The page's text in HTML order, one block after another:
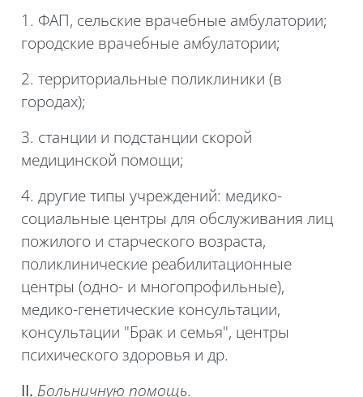
1. ФАП, сельские врачебные амбулатории;
городские врачебные амбулатории;
2. территориальные поликлиники (в
городах);
3. станции и подстанции скорой
медицинской помощи;
4. другие типы учреждений: медико-
социальные центры для обслуживания лиц
пожилого и старческого возраста,
поликлинические реабилитационные
центры (одно- и многопрофильные),
медико-генетические консультации,
консультации "Брак и семья", центры
психического здоровья и др.
II. Больничную помощь.